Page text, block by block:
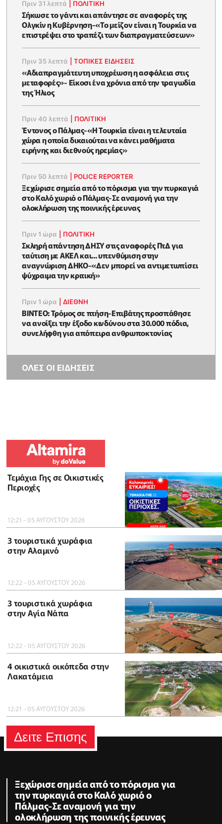
Πριν 31 λεπτά ΠΟΛΙΤΙΚΗ
Σήκωσε το γάντι και απάντησε σε αναφορές της
Ολγκίν η Κυβέρνηση-«Το μείζον είναι η Τουρκία να
επιστρέψει στο τραπέζι των διαπραγματεύσεων»
Πριν 35 λεπτά |ΤΟΠΙΚΕΣ ΕΙΔΗΣΕΙΣ
«Αδιαπραγμάτευτη υποχρέωση η ασφάλεια στις
μεταφορές»- Είκοσι ένα χρόνια από την τραγωδία
της Ήλιος
Πριν 40 λεπτά ΠΟΛΙΤΙΚΗ
Έντονος ο Πάλμας-«Η Τουρκία είναι η τελευταία
χώρα η οποία δικαιούται να κάνει μαθήματα
ειρήνης και διεθνούς ηρεμίας»
Πριν 50 λεπτά POLICE REPORTER
Ξεχώρισε σημεία από το πόρισμα για την πυρκαγιά
στο Καλό χωριό ο Πάλμας-Σε αναμονή για την
ολοκλήρωση της ποινικής έρευνας
Πριν 1 ώρα ΠΟΛΙΤΙΚΗ
Σκληρή απάντηση ΔΗΣΥ στις αναφορές ΠτΔ για
ταύτιση με ΑΚΕΛ και... υπενθύμιση στην
αναγνώριση ΔΗΚΟ-«Δεν μπορεί να αντιμετωπίσει
ψύχραιμα την κριτική»
Πριν 1 ώρα |ΔΙΕΘΝΗ
ΒΙΝΤΕΟ: Τρόμος σε πτήση-Επιβάτης προσπάθησε
να ανοίξει την έξοδο κινδύνου στα 30.000 πόδια,
συνελήφθη για απόπειρα ανθρωποκτονίας
ΟΛΕΣ ΟΙ ΕΙΔΗΣΕΙΣ
Τεμάχια Γης σε Οικιστικές
Περιοχές
12:21 - 05 ΑΥΓΟΥΣΤΟΥ 2026
3 τουριστικά χωράφια
στην Αλαμινό
12:22 - 05 ΑΥΓΟΥΣΤΟΥ 2026
3 τουριστικά χωράφια
στην Αγία Νάπα
12:22 - 05 ΑΥΓΟΥΣΤΟΥ 2026
4 οικιστικά οικόπεδα στην
Λακατάμεια
12:21 - 05 ΑΥΓΟΥΣΤΟΥ 2026
Δειτε Επισης
Ξεχώρισε σημεία από το πόρισμα για
την πυρκαγιά στο Καλό χωριό ο
Πάλμας-Σε αναμονή για την
ολοκλήρωση της ποινικής έρευνας